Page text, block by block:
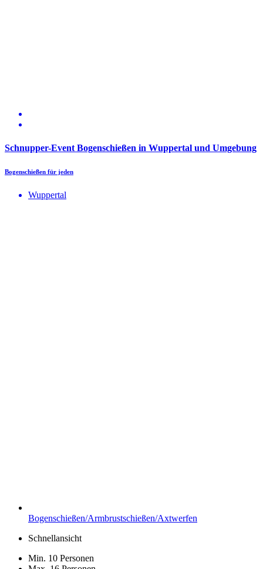
Schnupper-Event Bogenschießen in Wuppertal und Umgebung
Bogenschießen für jeden
Wuppertal
Bogenschießen/Armbrustschießen/Axtwerfen
Schnellansicht
Min. 10 Personen